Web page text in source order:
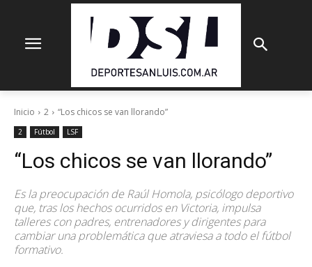
Inicio 2 “Los chicos se van llorando”
2 Fútbol LSF
“Los chicos se van llorando”
Es la preocupación de Raúl Homola, psicólogo deportivo
que, tras los hechos ocurridos en Victoria, impulsa
talleres con padres, entrenadores y dirigentes para
cambiar una problemática que atraviesa a todo el fútbol
formativo.